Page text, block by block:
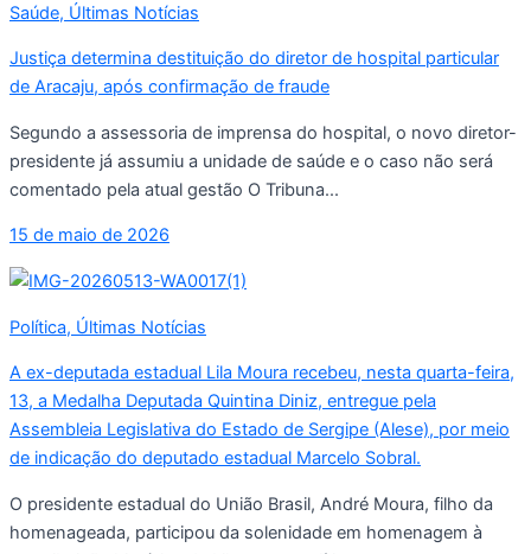
Saúde, Últimas Notícias
Justiça determina destituição do diretor de hospital particular
de Aracaju, após confirmação de fraude
Segundo a assessoria de imprensa do hospital, o novo diretor-
presidente já assumiu a unidade de saúde e o caso não será
comentado pela atual gestão O Tribuna...
15 de maio de 2026
Política, Últimas Notícias
A ex-deputada estadual Lila Moura recebeu, nesta quarta-feira,
13, a Medalha Deputada Quintina Diniz, entregue pela
Assembleia Legislativa do Estado de Sergipe (Alese), por meio
de indicação do deputado estadual Marcelo Sobral.
O presidente estadual do União Brasil, André Moura, filho da
homenageada, participou da solenidade em homenagem à